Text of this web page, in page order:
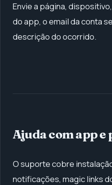
Envie a página,
do app, o email da conta
descrição do ocorrido.
Ajuda com app e
O suporte cobre
notificações, magic links